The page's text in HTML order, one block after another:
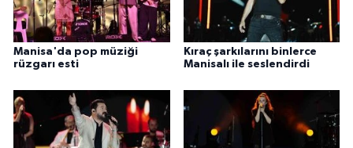
Manisa'da pop müziği
rüzgarı esti
Kıraç şarkılarını binlerce
Manisalı ile seslendirdi